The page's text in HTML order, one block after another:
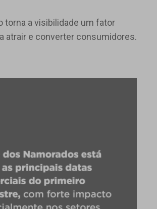
torna a visibilidade um fator
atrair e converter consumidores.